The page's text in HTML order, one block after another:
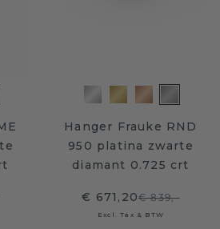
Hanger Frauke RND
950 platina zwarte
diamant 0.725 crt
€ 671,20€ 839,-
Excl. Tax & BTW